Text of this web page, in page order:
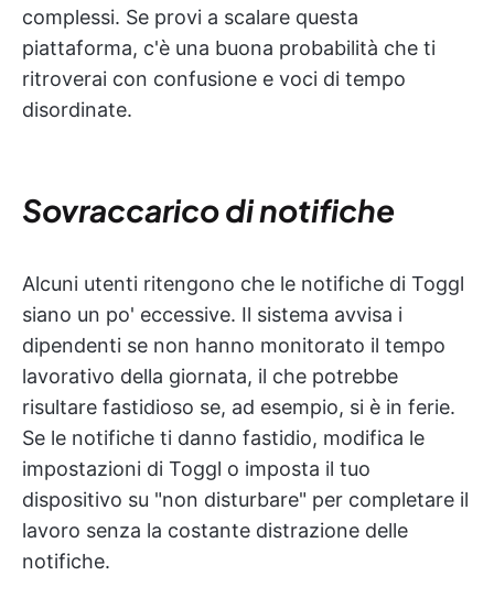
complessi. Se provi a scalare questa
piattaforma, c'è una buona probabilità che ti
ritroverai con confusione e voci di tempo
disordinate.
Sovraccarico di notifiche
Alcuni utenti ritengono che le notifiche di Toggl
siano un po' eccessive. Il sistema avvisa i
dipendenti se non hanno monitorato il tempo
lavorativo della giornata, il che potrebbe
risultare fastidioso se, ad esempio, si è in ferie.
Se le notifiche ti danno fastidio, modifica le
impostazioni di Toggl o imposta il tuo
dispositivo su "non disturbare" per completare il
lavoro senza la costante distrazione delle
notifiche.